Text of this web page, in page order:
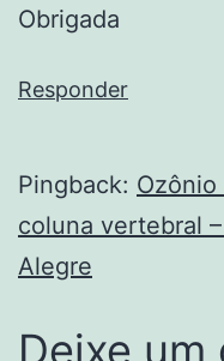
Obrigada
Responder
Pingback:
coluna vertebral
Alegre
Deixe